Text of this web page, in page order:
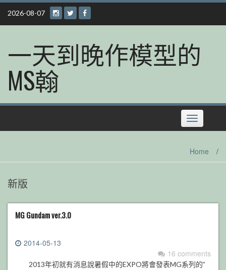
Skip
content
2026-08-07
一天到晚作模型的
MS翰
Toggle
navigation
Home /
新版
MG Gundam ver.3.0
2014-05-13
16 comments
2013年初就有消息說暑假中的EXPO將會發表MG系列的”